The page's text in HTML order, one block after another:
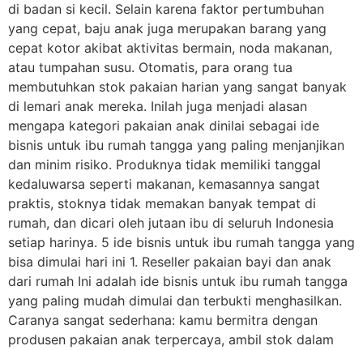
di badan si kecil. Selain karena faktor pertumbuhan
yang cepat, baju anak juga merupakan barang yang
cepat kotor akibat aktivitas bermain, noda makanan,
atau tumpahan susu. Otomatis, para orang tua
membutuhkan stok pakaian harian yang sangat banyak
di lemari anak mereka. Inilah juga menjadi alasan
mengapa kategori pakaian anak dinilai sebagai ide
bisnis untuk ibu rumah tangga yang paling menjanjikan
dan minim risiko. Produknya tidak memiliki tanggal
kedaluwarsa seperti makanan, kemasannya sangat
praktis, stoknya tidak memakan banyak tempat di
rumah, dan dicari oleh jutaan ibu di seluruh Indonesia
setiap harinya. 5 ide bisnis untuk ibu rumah tangga yang
bisa dimulai hari ini 1. Reseller pakaian bayi dan anak
dari rumah Ini adalah ide bisnis untuk ibu rumah tangga
yang paling mudah dimulai dan terbukti menghasilkan.
Caranya sangat sederhana: kamu bermitra dengan
produsen pakaian anak terpercaya, ambil stok dalam